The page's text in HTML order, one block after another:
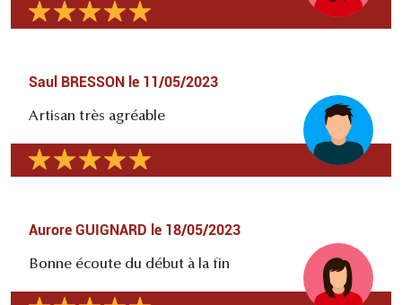
Saul BRESSON le 11/05/2023
Artisan très agréable
Aurore GUIGNARD le 18/05/2023
Bonne écoute du début à la fin